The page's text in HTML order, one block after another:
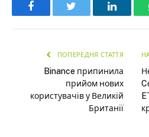
Facebook
ПОПЕРЕДНЯ СТАТТЯ
Binance припинила
прийом нових
користувачів у Великій
Британії